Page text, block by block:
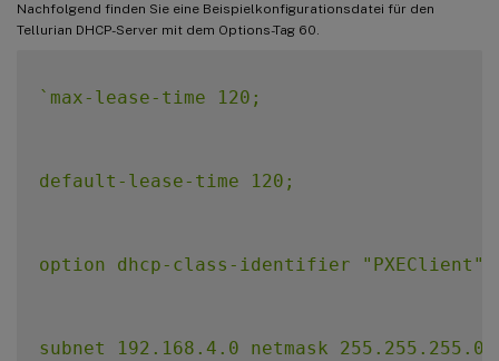
Nachfolgend finden Sie eine Beispielkonfigurationsdatei für den
Tellurian DHCP-Server mit dem Options-Tag 60.
` max-lease-time 120;
default-lease-time 120;
option dhcp-class-identifier "PXEClient";
subnet 192.168.4.0 netmask 255.255.255.0